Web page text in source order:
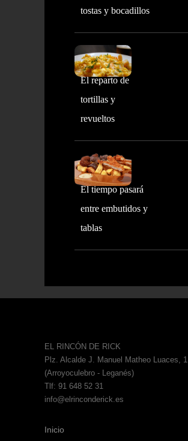
tostas y bocadillos
El reparto de
tortillas y
revueltos
El tiempo pasará
entre embutidos y
tablas
EL RINCÓN DE RICK
Plz. Alcalde J. Manuel Matheo Luaces, 1
(Arroyoculebro - Leganés)
Tlf: 91 648 52 31
info@elrinconderick.es
Inicio